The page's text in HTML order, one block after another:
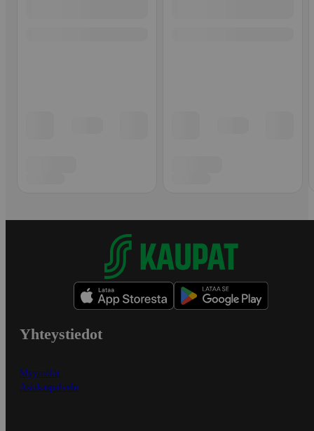
Yhteystiedot
Myymälät
Asiakaspalvelu